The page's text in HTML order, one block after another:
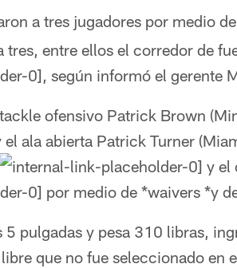
a tres jugadores por medio
tres, entre ellos el corredor de
, según informó el gerente
ofensivo Patrick Brown
ala abierta Patrick Turner
y el
por medio de *waivers *y
pulgadas y pesa 310 libras,
que no fue seleccionado en